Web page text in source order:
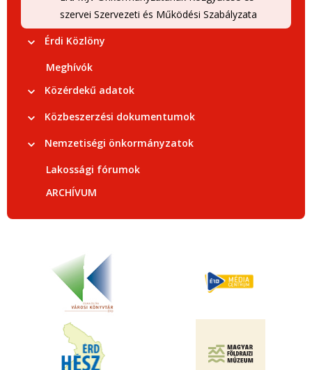
szervei Szervezeti és Működési Szabályzata
Érdi Közlöny
Meghívók
Közérdekű adatok
Közbeszerzési dokumentumok
Nemzetiségi önkormányzatok
Lakossági fórumok
ARCHÍVUM